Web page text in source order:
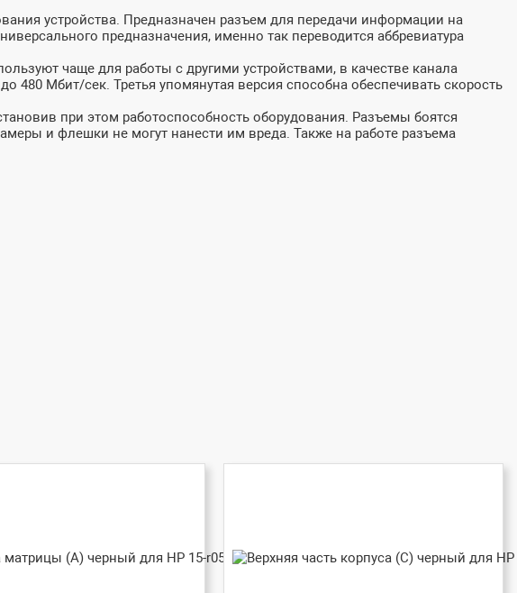
устройства. Предназначен разъем для передачи информации на
предназначения, именно так переводится аббревиатура
чаще для работы с другими устройствами, в качестве канала
480 Мбит/сек. Третья упомянутая версия способна обеспечивать скорость
при этом работоспособность оборудования. Разъемы боятся
и флешки не могут нанести им вреда. Также на работе разъема